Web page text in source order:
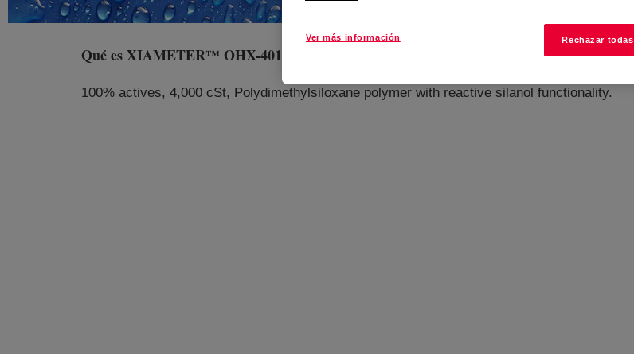
Qué esXIAMETER™ OHX-4010 Polymer
100% actives, 4,000 cSt, Polydimethylsiloxane polymer with reactive silanol functionality.
Ver más información Rechazar todas